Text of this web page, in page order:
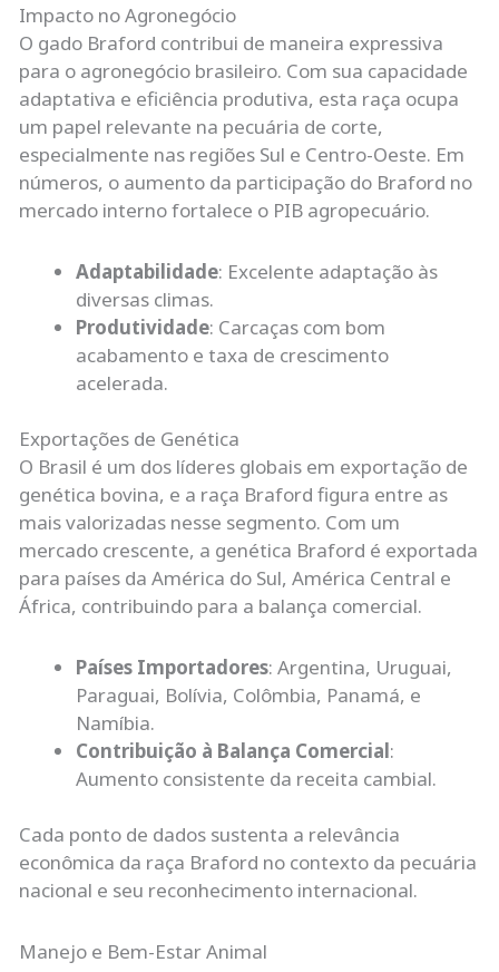
Impacto no Agronegócio
O gado Braford contribui de maneira expressiva
para o agronegócio brasileiro. Com sua capacidade
adaptativa e eficiência produtiva, esta raça ocupa
um papel relevante na pecuária de corte,
especialmente nas regiões Sul e Centro-Oeste. Em
números, o aumento da participação do Braford no
mercado interno fortalece o PIB agropecuário.
Adaptabilidade: Excelente adaptação às
diversas climas.
Produtividade: Carcaças com bom
acabamento e taxa de crescimento
acelerada.
Exportações de Genética
O Brasil é um dos líderes globais em exportação de
genética bovina, e a raça Braford figura entre as
mais valorizadas nesse segmento. Com um
mercado crescente, a genética Braford é exportada
para países da América do Sul, América Central e
África, contribuindo para a balança comercial.
Países Importadores: Argentina, Uruguai,
Paraguai, Bolívia, Colômbia, Panamá, e
Namíbia.
Contribuição à Balança Comercial:
Aumento consistente da receita cambial.
Cada ponto de dados sustenta a relevância
econômica da raça Braford no contexto da pecuária
nacional e seu reconhecimento internacional.
Manejo e Bem-Estar Animal